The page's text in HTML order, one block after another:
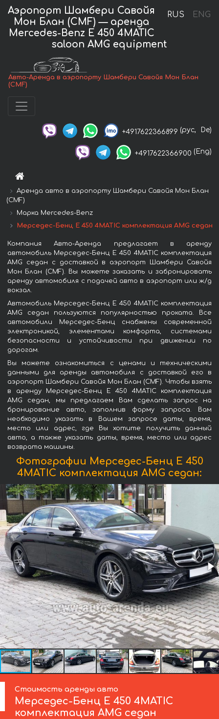
RUS ENG
Аэропорт Шамбери Савойя
Мон Блан (CMF) — аренда
Mercedes-Benz E 450 4MATIC
saloon AMG equipment
Авто-Аренда в аэропорту Шамбери Савойя Мон Блан
(CMF)
+4917622366899 (рус, De)
+4917622366900 (Eng)
Аренда авто в аэропорту Шамбери Савойя Мон Блан
(CMF)
Марка Mercedes-Benz
Мерседес-Бенц E 450 4MATIC комплектация AMG седан
Компания Авто-Аренда предлагает в аренду
автомобиль Мерседес-Бенц E 450 4MATIC комплектация
AMG седан с доставкой в аэропорт Шамбери Савойя
Мон Блан (CMF). Вы можете заказать и забронировать
аренду автомобиля с подачей авто в аэропорт или ж/д
вокзал.
Автомобиль Мерседес-Бенц E 450 4MATIC комплектация
AMG седан пользуются популярностью проката. Все
автомобили Мерседес-Бенц снабжены современной
электроникой, элементами комфорта, системами
безопасности и устойчивости при движении по
дорогам.
Вы можете ознакомиться с ценами и техническими
данными для аренды автомобиля с доставкой его в
аэропорт Шамбери Савойя Мон Блан (CMF). Чтобы взять
в аренду Мерседес-Бенц E 450 4MATIC комплектация
AMG седан, мы предлагаем Вам сделать запрос на
бронирование авто, заполнив форму запроса. Вам
необходимо указать в Вашем запросе даты, время,
место или адрес, где Вы хотите получить данный
авто, а также указать даты, время, место или адрес
возврата машины.
Фотографии Мерседес-Бенц E 450
4MATIC комплектация AMG седан:
Стоимость аренды авто
Мерседес-Бенц E 450 4MATIC
комплектация AMG седан